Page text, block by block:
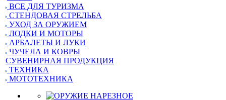
ВСЕ ДЛЯ ТУРИЗМА
СТЕНДОВАЯ СТРЕЛЬБА
УХОД ЗА ОРУЖИЕМ
ЛОДКИ И МОТОРЫ
АРБАЛЕТЫ И ЛУКИ
ЧУЧЕЛА И КОВРЫ
СУВЕНИРНАЯ ПРОДУКЦИЯ
ТЕХНИКА
МОТОТЕХНИКА